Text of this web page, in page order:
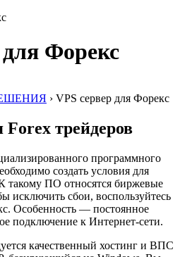
Форекс
› VPS сервер для Форекс
Forex трейдеров
программного
создать условия для
такому ПО относятся биржевые
исключить сбои, воспользуйтесь
Особенность — постоянное
подключение к Интернет-сети.
качественный хостинг и ВПС